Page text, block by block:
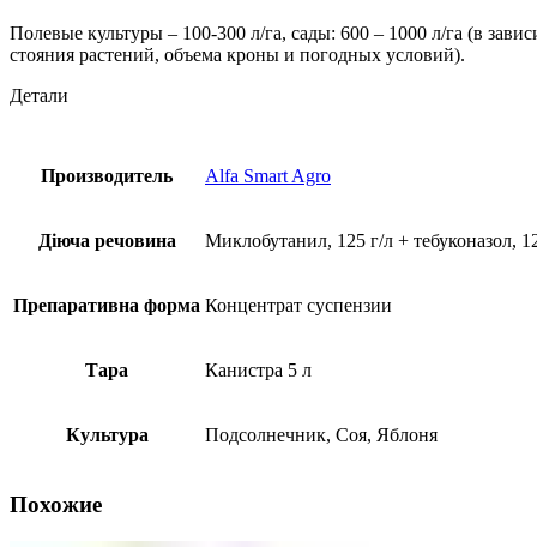
Полевые культуры – 100-300 л/га, сады: 600 – 1000 л/га (в
стояния растений, объема кроны и погодных условий).
Детали
Производитель Alfa Smart Agro
Діюча речовина Миклобутанил, 125 г/л + тебуконазол,
Препаративна форма Концентрат суспензии
Тара Канистра 5 л
Культура Подсолнечник, Соя, Яблоня
Похожие